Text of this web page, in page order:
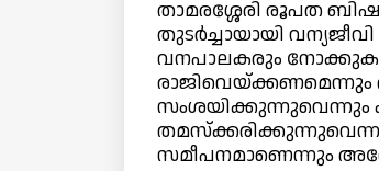
താമരശ്ശേരി രൂപത
തുടര്‍ച്ചായായി
വനപാലകരും
രാജിവെയ്ക്കണമെന്നും
സമീപനമാണെന്നും